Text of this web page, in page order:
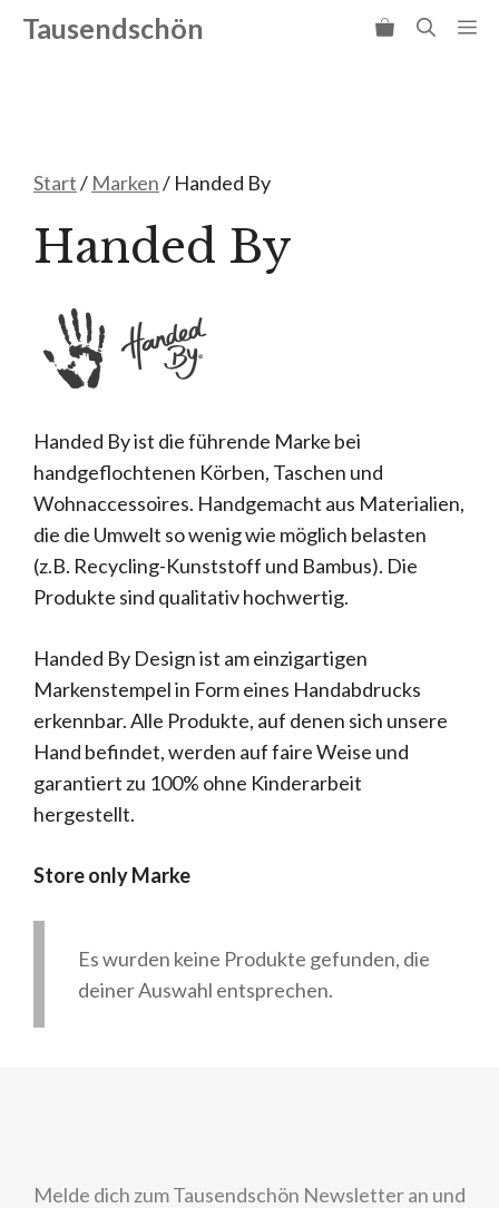
Zum
Inhalt
Tausendschön
Start/ Marken/ Handed By
Handed By
Handed By ist die führende Marke bei
handgeflochtenen Körben, Taschen und
Wohnaccessoires. Handgemacht aus Materialien,
die die Umwelt so wenig wie möglich belasten
(z.B. Recycling-Kunststoff und Bambus). Die
Produkte sind qualitativ hochwertig.
Handed By Design ist am einzigartigen
Markenstempel in Form eines Handabdrucks
erkennbar. Alle Produkte, auf denen sich unsere
Hand befindet, werden auf faire Weise und
garantiert zu 100% ohne Kinderarbeit
hergestellt.
Store only Marke
Es wurden keine Produkte gefunden, die
deiner Auswahl entsprechen.
Melde dich zum Tausendschön Newsletter an und